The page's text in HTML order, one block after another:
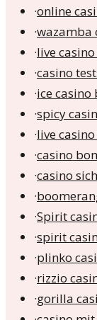
·online
·wazamba
·live
·casino
·ice casino
·spicy
·live
·casino
·casino
·
·Spirit
·spirit
·plinko
·rizzio
·gorilla